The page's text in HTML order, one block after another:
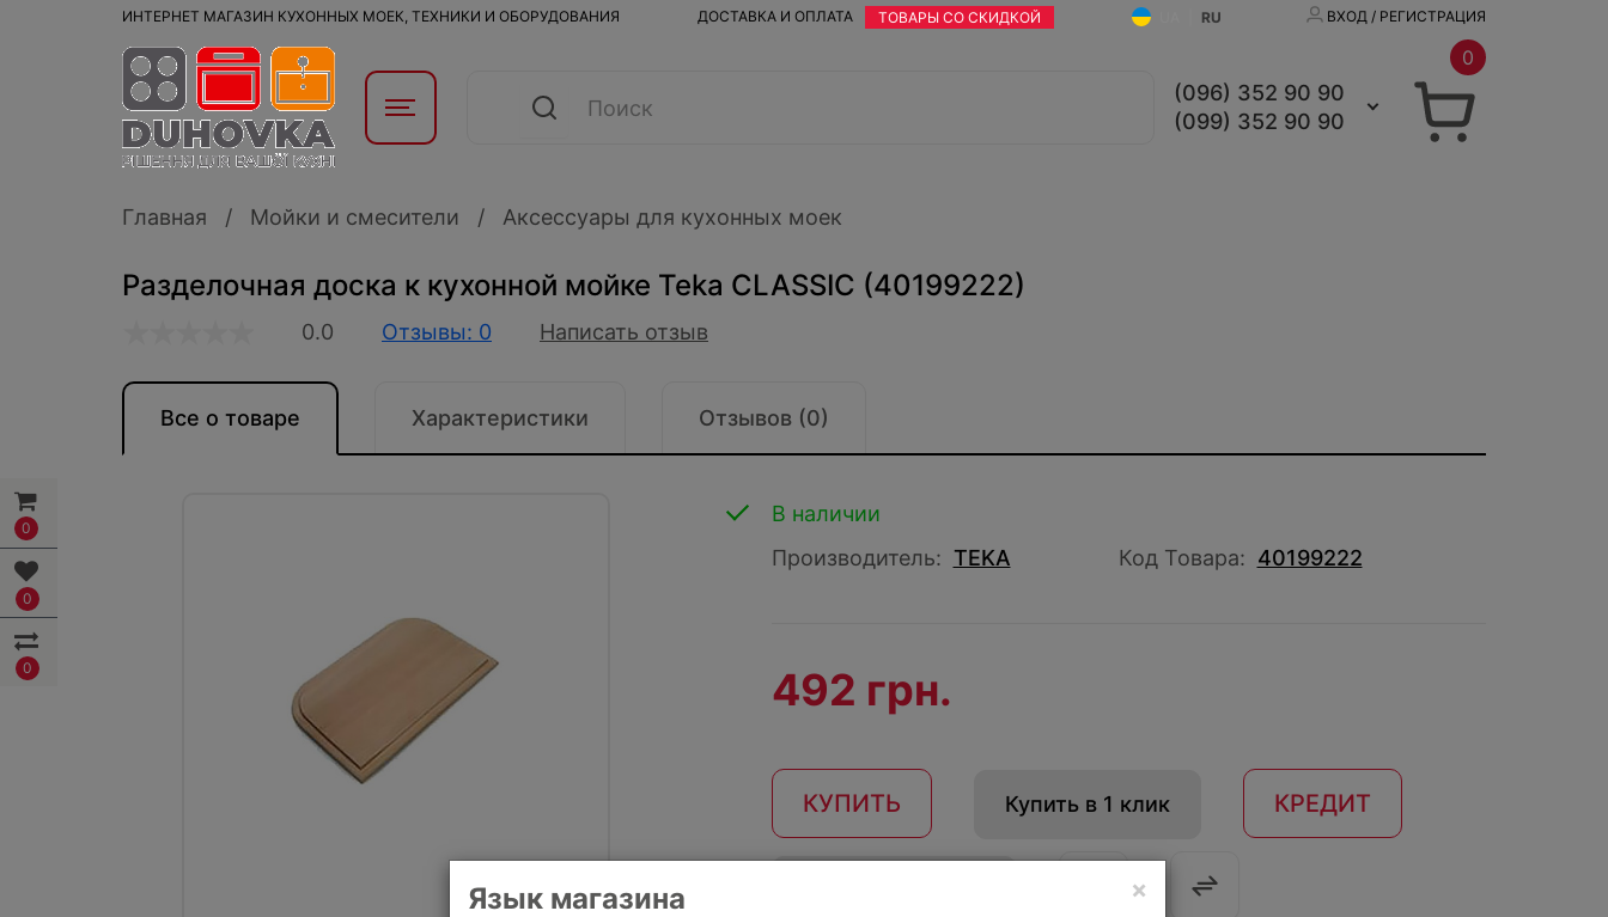
0
0
0
ИНТЕРНЕТ МАГАЗИН КУХОННЫХ МОЕК, ТЕХНИКИ И ОБОРУДОВАНИЯ ДОСТАВКА И ОПЛАТА ТОВАРЫ СО СКИДКОЙ RU ВХОД / РЕГИСТРАЦИЯ
(096) 352 90 90
(099) 352 90 90
0
Главная Мойки и смесители Аксессуары для кухонных моек
Разделочная доска к кухонной мойке Teka CLASSIC (40199222)
0.0 Отзывы: 0 Написать отзыв
Все о товаре Характеристики Отзывов (0)
×
Язык магазина
В наличии
Производитель: TEKA Код Товара: 40199222
492 грн.
КУПИТЬ Купить в 1 клик КРЕДИТ